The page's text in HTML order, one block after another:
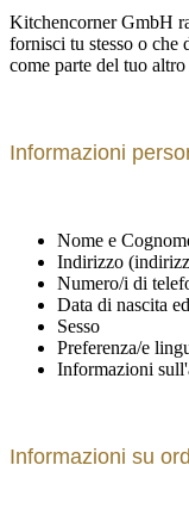
Kitchencorner GmbH
fornisci tu stesso o che
come parte del tuo
Informazioni
Nome e
Indirizzo
Numero/i di
Data di nascita
Sesso
Preferenza/e
Informazioni
Informazioni su